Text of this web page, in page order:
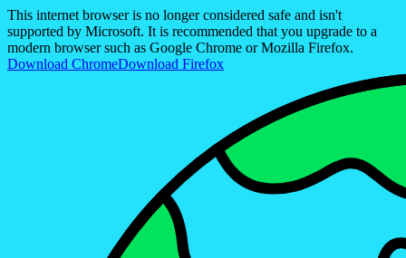
This internet browser is no longer considered safe and isn't
supported by Microsoft. It is recommended that you upgrade to a
modern browser such as Google Chrome or Mozilla Firefox.
Download ChromeDownload Firefox